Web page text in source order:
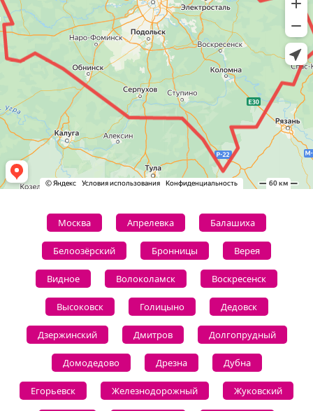
Москва Апрелевка Балашиха
Белоозёрский Бронницы Верея
Видное Волоколамск Воскресенск
Высоковск Голицыно Дедовск
Дзержинский Дмитров Долгопрудный
Домодедово Дрезна Дубна
Егорьевск Железнодорожный Жуковский